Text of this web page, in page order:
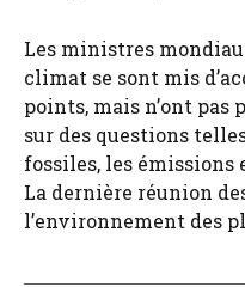
Les ministres
climat se sont mis
points, mais n’ont pas
sur des questions
fossiles, les émissions
La dernière réunion
l’environnement des